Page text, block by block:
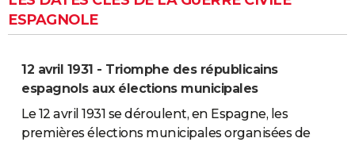
ESPAGNOLE
12 avril 1931 - Triomphe des républicains
espagnols aux élections municipales
Le 12 avril 1931 se déroulent, en Espagne, les
premières élections municipales organisées de